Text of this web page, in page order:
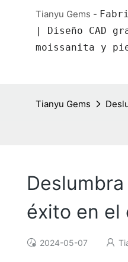
Tianyu Gems -
| Diseño CAD
moissanita y
Tianyu Gems
éxito en el
2024-05-07